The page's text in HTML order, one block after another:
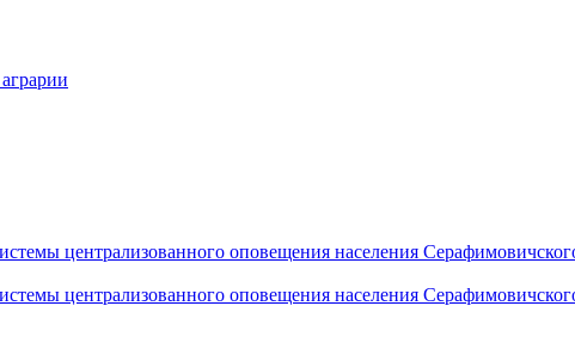
централизованного оповещения населения
централизованного оповещения населения